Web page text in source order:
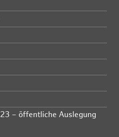
– öffentliche Auslegung